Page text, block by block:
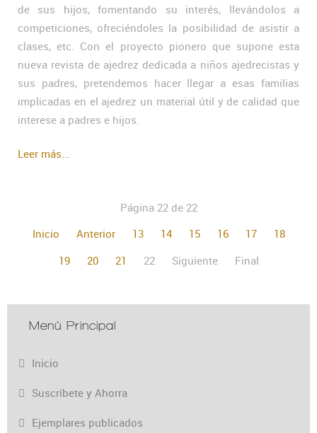
de sus hijos, fomentando su interés, llevándolos a
competiciones, ofreciéndoles la posibilidad de asistir a
clases, etc. Con el proyecto pionero que supone esta
nueva revista de ajedrez dedicada a niños ajedrecistas y
sus padres, pretendemos hacer llegar a esas familias
implicadas en el ajedrez un material útil y de calidad que
interese a padres e hijos.
Leer más...
Página 22 de 22
Inicio
Anterior 13 14 15 16 17
18
19
20 21 22 Siguiente Final
Menú Principal
Inicio
Suscríbete y Ahorra
Ejemplares publicados